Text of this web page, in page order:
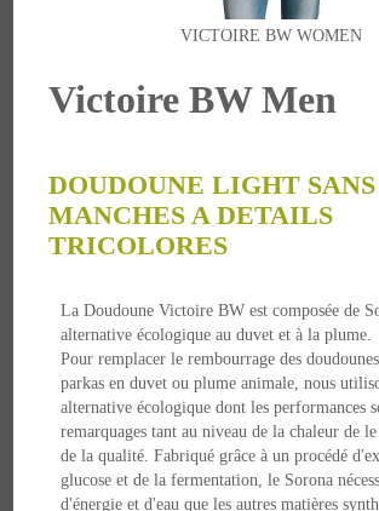
VICTOIRE BW WOMEN
Victoire BW Men
DOUDOUNE LIGHT SANS
MANCHES A DETAILS
TRICOLORES
La Doudoune Victoire BW est composée de
alternative écologique au duvet et à la plume.
Pour remplacer le rembourrage des
parkas en duvet ou plume animale, nous
alternative écologique dont les performances
remarquages tant au niveau de la chaleur de
de la qualité. Fabriqué grâce à un procédé
glucose et de la fermentation, le Sorona
d'énergie et d'eau que les autres matières